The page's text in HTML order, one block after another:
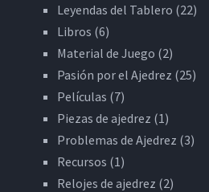
Leyendas del Tablero (22)
Libros (6)
Material de Juego (2)
Pasión por el Ajedrez (25)
Películas (7)
Piezas de ajedrez (1)
Problemas de Ajedrez (3)
Recursos (1)
Relojes de ajedrez (2)